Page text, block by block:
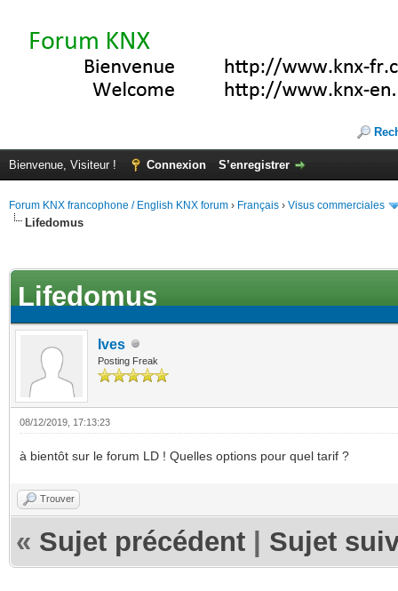
Bienvenue, Visiteur ! Connexion S’enregistrer
Forum KNX francophone / English KNX forum › Français › Visus commerciales
Lifedomus
Lifedomus
Ives
Posting Freak
08/12/2019, 17:13:23
à bientôt sur le forum LD ! Quelles options pour quel tarif ?
Trouver
« Sujet précédent Sujet